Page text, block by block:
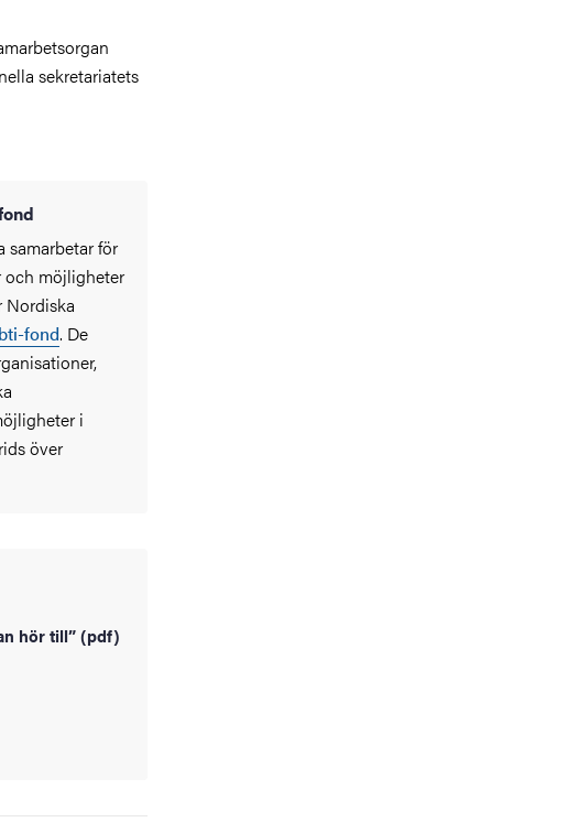
sekretariatets
samarbetar för
och möjligheter
Nordiska
fond. De
i
över
hör till” (pdf)